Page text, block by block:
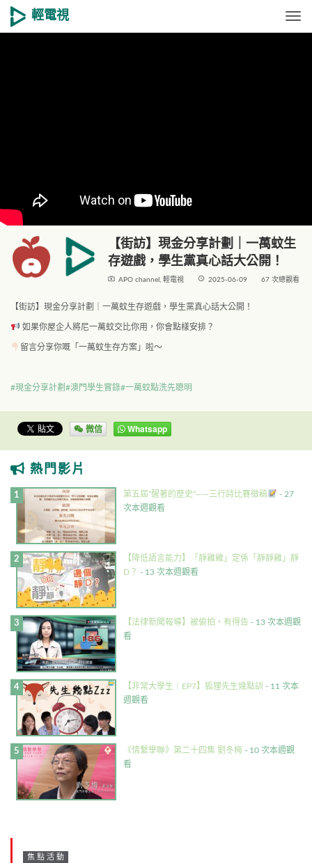
輕電視
【街訪】現金分享計劃｜一萬蚊生
存遊戲，學生黨真心話大公開！
live_tv APO channel , 輕電視 access_time 2025-06-09 67 次總觀看
【街訪】現金分享計劃｜一萬蚊生存遊戲，學生黨真心話大公開！
如果你屋企人將尼一萬蚊交比你用，你會點樣安排？
留言分享你嘅「一萬蚊生存方案」啦～
#現金分享計劃 #澳門學生實錄#一萬蚊點洗先聰明
微信 Whatsapp
熱門影片
第五屆”醒著的歷史”——三行詩比賽徵稿
- 27
次本週觀看
【降低語言能力】「靜雞雞」定係「靜靜雞」靜
D？ - 13 次本週觀看
【法律新聞報導】被偷拍・有得告 - 13 次本週觀
看
【非常大學生｜EP7】狐狸先生幾點訓 - 11 次本
週觀看
《情繫學聯》第二十四集 劉冬梅 - 10 次本週觀
看
焦點活動